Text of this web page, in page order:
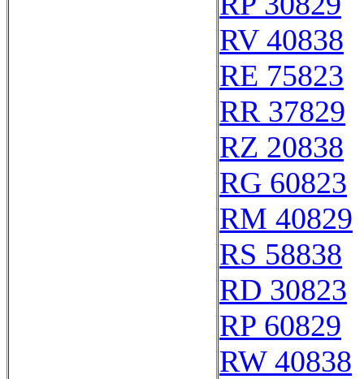
RV 40838
RE 75823
RR 37829
RZ 20838
RG 60823
RM 40829
RS 58838
RD 30823
RP 60829
RW 40838